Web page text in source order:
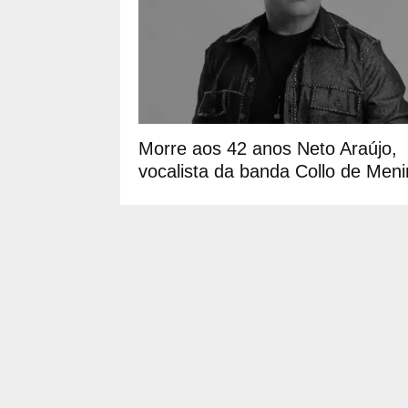
Morre aos 42 anos Neto Araújo,
vocalista da banda Collo de